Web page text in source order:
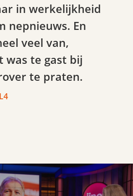
in werkelijkheid
nepnieuws. En
veel van,
was te gast bij
te praten.